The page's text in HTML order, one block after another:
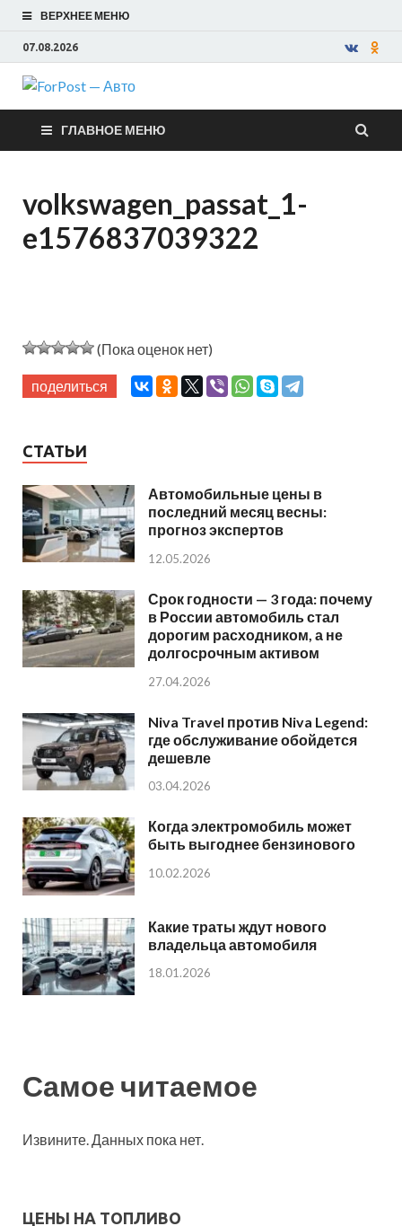
ВЕРХНЕЕ МЕНЮ
07.08.2026
ForPost —
Авто
ГЛАВНОЕ МЕНЮ
volkswagen_passat_1-
e1576837039322
(Пока оценок нет)
поделиться
СТАТЬИ
Автомобильные цены в
последний месяц весны:
прогноз экспертов
12.05.2026
Срок годности — 3 года: почему
в России автомобиль стал
дорогим расходником, а не
долгосрочным активом
27.04.2026
Niva Travel против Niva Legend:
где обслуживание обойдется
дешевле
03.04.2026
Когда электромобиль может
быть выгоднее бензинового
10.02.2026
Какие траты ждут нового
владельца автомобиля
18.01.2026
Самое читаемое
Извините. Данных пока нет.
ЦЕНЫ НА ТОПЛИВО